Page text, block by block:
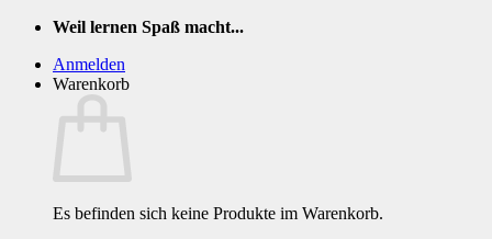
Zum
springen
Weil lernen Spaß macht...
Anmelden
Warenkorb
Es befinden sich keine Produkte im Warenkorb.